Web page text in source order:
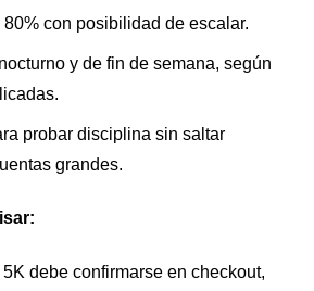
con posibilidad de escalar.
y de fin de semana, según
probar disciplina sin saltar
grandes.
debe confirmarse en checkout,